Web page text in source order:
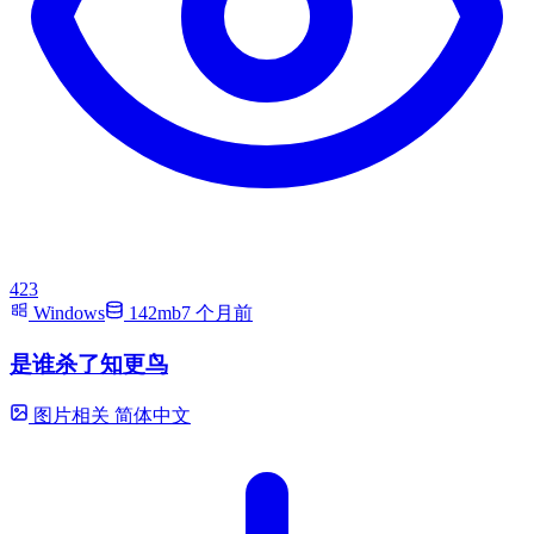
423
Windows
142mb7 个月前
是谁杀了知更鸟
图片相关 简体中文